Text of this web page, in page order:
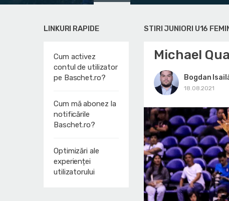
LINKURI RAPIDE
Cum activez
contul de utilizator
pe Baschet.ro?
Cum mă abonez la
notificările
Baschet.ro?
Optimizări ale
experienței
utilizatorului
STIRI JUNIORI U16
Michael
Bogdan
18.08.2021